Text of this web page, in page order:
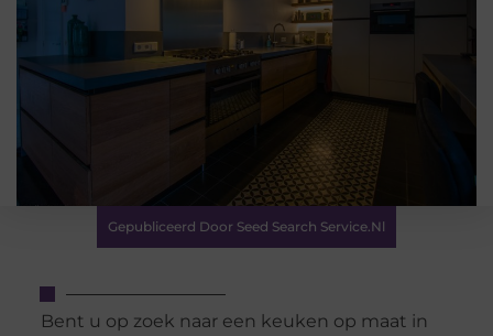
Gepubliceerd Door Seed Search Service.nl
Bent u op zoek naar een keuken op maat in